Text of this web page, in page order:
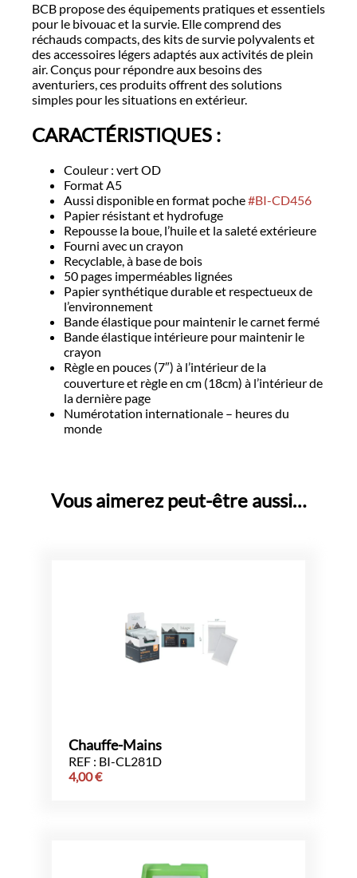
BCB propose des équipements pratiques et essentiels
pour le bivouac et la survie. Elle comprend des
réchauds compacts, des kits de survie polyvalents et
des accessoires légers adaptés aux activités de plein
air. Conçus pour répondre aux besoins des
aventuriers, ces produits offrent des solutions
simples pour les situations en extérieur.
CARACTÉRISTIQUES :
Couleur : vert OD
Format A5
Aussi disponible en format poche#BI-CD456
Papier résistant et hydrofuge
Repousse la boue, l’huile et la saleté extérieure
Fourni avec un crayon
Recyclable, à base de bois
50 pages imperméables lignées
Papier synthétique durable et respectueux de
l’environnement
Bande élastique pour maintenir le carnet fermé
Bande élastique intérieure pour maintenir le
crayon
Règle en pouces (7″) à l’intérieur de la
couverture et règle en cm (18cm) à l’intérieur de
la dernière page
Numérotation internationale – heures du
monde
Vous aimerez peut-être aussi…
Chauffe-Mains
REF : BI-CL281D
4,00€